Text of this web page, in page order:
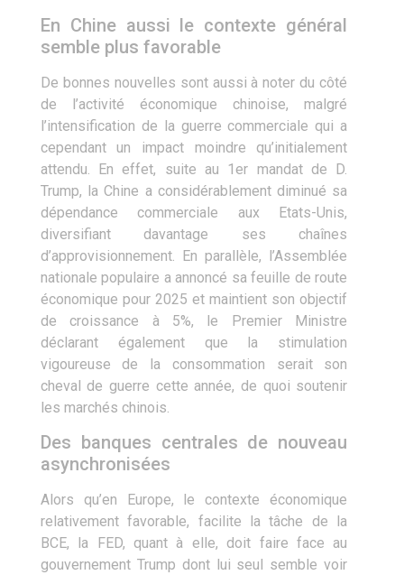
En Chine aussi le contexte général
semble plus favorable
De bonnes nouvelles sont aussi à noter du côté
de l’activité économique chinoise, malgré
l’intensification de la guerre commerciale qui a
cependant un impact moindre qu’initialement
attendu. En effet, suite au 1er mandat de D.
Trump, la Chine a considérablement diminué sa
dépendance commerciale aux Etats-Unis,
diversifiant davantage ses chaînes
d’approvisionnement. En parallèle, l’Assemblée
nationale populaire a annoncé sa feuille de route
économique pour 2025 et maintient son objectif
de croissance à 5%, le Premier Ministre
déclarant également que la stimulation
vigoureuse de la consommation serait son
cheval de guerre cette année, de quoi soutenir
les marchés chinois.
Des banques centrales de nouveau
asynchronisées
Alors qu’en Europe, le contexte économique
relativement favorable, facilite la tâche de la
BCE, la FED, quant à elle, doit faire face au
gouvernement Trump dont lui seul semble voir